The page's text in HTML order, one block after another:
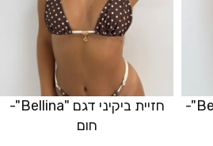
תחתוני ביקיני דגם "Bellina"-
חזיית ביקיני דגם "Bellina"-
חום